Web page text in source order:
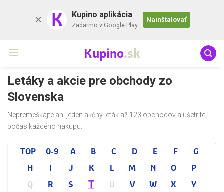
K Kupino aplikácia
Zadarmo v Google Play
Nainštalovať
Kupino.sk
Letáky a akcie pre obchody zo
Slovenska
Nepremeškajte ani jeden akčný leták až 123 obchodov a ušetrite
počas každého nákupu.
TOP 0-9 A B C D E F
G
H
I J K L M N O
P
Q
R S T U V W X
Y